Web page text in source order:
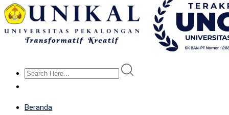
Beranda